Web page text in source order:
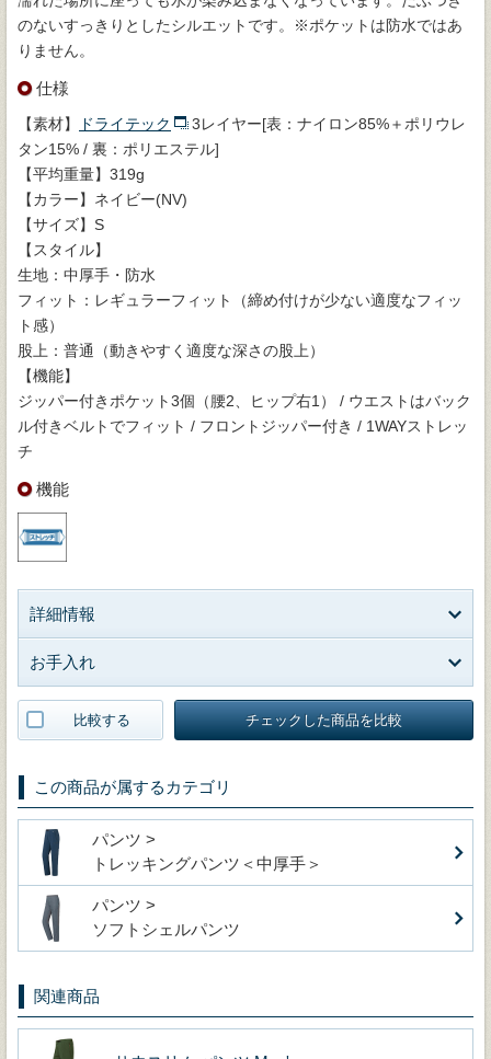
のないすっきりとしたシルエットです。※ポケットは防水ではあ
りません。
仕様
【素材】 ドライテック
3レイヤー[表：ナイロン85%＋ポリウレ
タン15% / 裏：ポリエステル]
【平均重量】319g
【カラー】ネイビー(NV)
【サイズ】S
【スタイル】
生地：中厚手・防水
フィット：レギュラーフィット（締め付けが少ない適度なフィッ
ト感）
股上：普通（動きやすく適度な深さの股上）
【機能】
ジッパー付きポケット3個（腰2、ヒップ右1） / ウエストはバック
ル付きベルトでフィット / フロントジッパー付き / 1WAYストレッ
チ
機能
詳細情報
お手入れ
比較する チェックした商品を比較
この商品が属するカテゴリ
パンツ >
トレッキングパンツ＜中厚手＞
パンツ >
ソフトシェルパンツ
関連商品